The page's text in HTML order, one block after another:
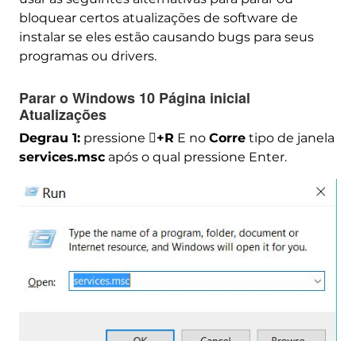
bloquear certos atualizações de software de
instalar se eles estão causando bugs para seus
programas ou drivers.
Parar o Windows 10 Página inicial
Atualizações
Degrau 1:pressione +R E no Corretipo de janela
services.mscapós o qual pressione Enter.